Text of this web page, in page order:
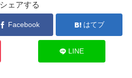
シェアする
Facebook はてブ
LINE